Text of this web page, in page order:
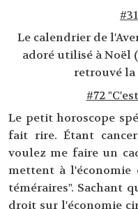
Le calendrier de
adoré utilisé à Noël
retrouvé
#72
Le petit horoscope
fait rire. Étant
voulez me faire un
mettent à l'économie
téméraires". Sachant
droit sur l'économie